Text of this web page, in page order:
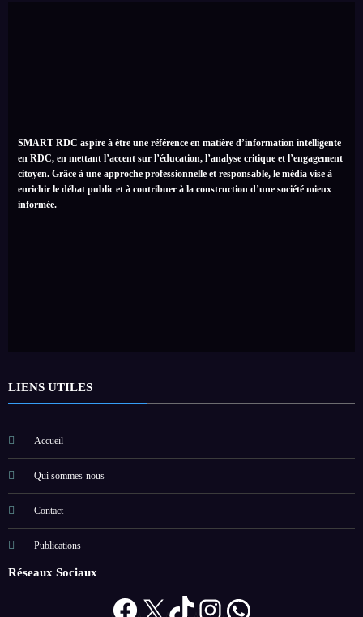
SMART RDC aspire à être une référence en matière d’information intelligente
en RDC, en mettant l’accent sur l’éducation, l’analyse critique et l’engagement
citoyen. Grâce à une approche professionnelle et responsable, le média vise à
enrichir le débat public et à contribuer à la construction d’une société mieux
informée.
LIENS UTILES
Accueil
Qui sommes-nous
Contact
Publications
Réseaux Sociaux
Facebook
X TikTok
Instagram
WhatsApp